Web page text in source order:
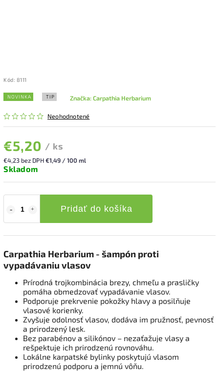
Kód: 8111
NOVINKA TIP
Neohodnotené
Značka:Carpathia Herbarium
€5,20 / ks
€4,23 bez DPH€1,49 / 100 ml
Skladom
Pridať do košíka
Carpathia Herbarium - šampón proti
vypadávaniu vlasov
Prírodná trojkombinácia brezy, chmeľu a prasličky
pomáha obmedzovať vypadávanie vlasov.
Podporuje prekrvenie pokožky hlavy a posilňuje
vlasové korienky.
Zvyšuje odolnosť vlasov, dodáva im pružnosť, pevnosť
a prirodzený lesk.
Bez parabénov a silikónov – nezaťažuje vlasy a
rešpektuje ich prirodzenú rovnováhu.
Lokálne karpatské bylinky poskytujú vlasom
prirodzenú podporu a jemnú vôňu.